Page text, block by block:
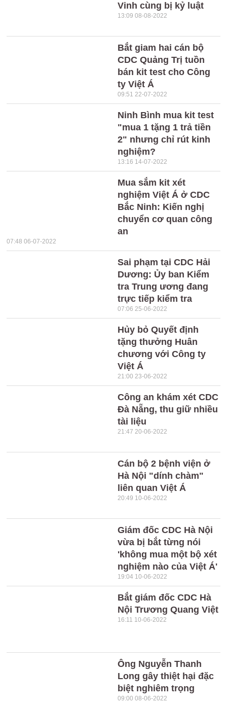
Vinh cùng bị kỷ luật
13:09 08-08-2022
Bắt giam hai cán bộ
CDC Quảng Trị tuồn
bán kit test cho Công
ty Việt Á
09:51 22-07-2022
Ninh Bình mua kit test
"mua 1 tặng 1 trả tiền
2" nhưng chỉ rút kinh
nghiệm?
13:16 14-07-2022
Mua sắm kit xét
nghiệm Việt Á ở CDC
Bắc Ninh: Kiến nghị
chuyển cơ quan công
an
07:48 06-07-2022
Sai phạm tại CDC Hải
Dương: Ủy ban Kiểm
tra Trung ương đang
trực tiếp kiểm tra
07:06 25-06-2022
Hủy bỏ Quyết định
tặng thưởng Huân
chương với Công ty
Việt Á
21:00 23-06-2022
Công an khám xét CDC
Đà Nẵng, thu giữ nhiều
tài liệu
21:47 20-06-2022
Cán bộ 2 bệnh viện ở
Hà Nội "dính chàm"
liên quan Việt Á
20:49 10-06-2022
Giám đốc CDC Hà Nội
vừa bị bắt từng nói
'không mua một bộ xét
nghiệm nào của Việt Á'
19:04 10-06-2022
Bắt giám đốc CDC Hà
Nội Trương Quang Việt
16:11 10-06-2022
Ông Nguyễn Thanh
Long gây thiệt hại đặc
biệt nghiêm trọng
09:00 08-06-2022